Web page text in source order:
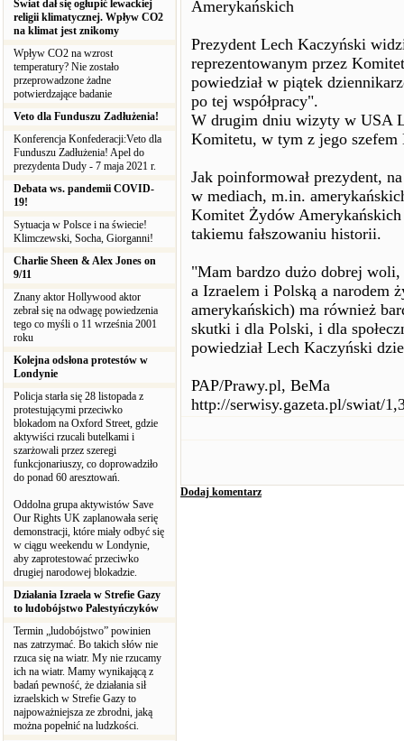
Świat dał się ogłupić lewackiej
religii klimatycznej. Wpływ CO2
na klimat jest znikomy
Wpływ CO2 na wzrost
temperatury? Nie zostało
przeprowadzone żadne
potwierdzające badanie
Veto dla Funduszu Zadłużenia!
Konferencja Konfederacji:Veto dla
Funduszu Zadłużenia! Apel do
prezydenta Dudy - 7 maja 2021 r.
Debata ws. pandemii COVID-
19!
Sytuacja w Polsce i na świecie!
Klimczewski, Socha, Giorganni!
Charlie Sheen & Alex Jones on
9/11
Znany aktor Hollywood aktor
zebrał się na odwagę powiedzenia
tego co myśli o 11 września 2001
roku
Kolejna odsłona protestów w
Londynie
Policja starła się 28 listopada z
protestującymi przeciwko
blokadom na Oxford Street, gdzie
aktywiści rzucali butelkami i
szarżowali przez szeregi
funkcjonariuszy, co doprowadziło
do ponad 60 aresztowań.
Oddolna grupa aktywistów Save
Our Rights UK zaplanowała serię
demonstracji, które miały odbyć się
w ciągu weekendu w Londynie,
aby zaprotestować przeciwko
drugiej narodowej blokadzie.
Działania Izraela w Strefie Gazy
to ludobójstwo Palestyńczyków
Termin „ludobójstwo” powinien
nas zatrzymać. Bo takich słów nie
rzuca się na wiatr. My nie rzucamy
ich na wiatr. Mamy wynikającą z
badań pewność, że działania sił
izraelskich w Strefie Gazy to
najpoważniejsza ze zbrodni, jaką
można popełnić na ludzkości.
Amerykańskich
Prezydent Lech Kaczyński
reprezentowanym przez
powiedział w piątek
po tej współpracy".
W drugim dniu wizyty w USA
Komitetu, w tym z jego
Jak poinformował prezydent,
w mediach, m.in.
Komitet Żydów
takiemu fałszowaniu historii.
"Mam bardzo dużo dobrej
a Izraelem i Polską a narodem
amerykańskich) ma również
skutki i dla Polski, i dla
powiedział Lech Kaczyński
PAP/Prawy.pl, BeMa
http://serwisy.gazeta.pl/swiat/
Dodaj komentarz